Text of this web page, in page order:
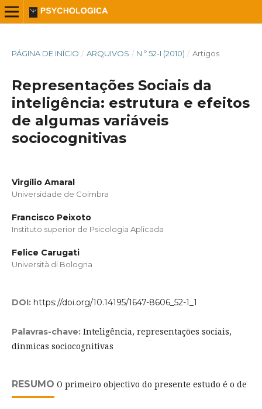
PÁGINA DE INÍCIO / ARQUIVOS / N.º 52-I (2010) / Artigos
Representações Sociais da
inteligência: estrutura e efeitos
de algumas variáveis
sociocognitivas
Virgílio Amaral
Universidade de Coimbra
Francisco Peixoto
Instituto superior de Psicologia Aplicada
Felice Carugati
Università di Bologna
DOI: https://doi.org/10.14195/1647-8606_52-1_1
Palavras-chave: Inteligência, representações sociais,
dinmicas sociocognitivas
RESUMO O primeiro objectivo do presente estudo é o de